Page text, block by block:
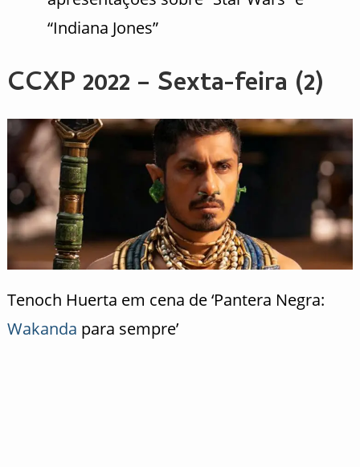
“Indiana Jones”
CCXP 2022 – Sexta-feira (2)
Tenoch Huerta em cena de ‘Pantera Negra:
Wakanda para sempre’